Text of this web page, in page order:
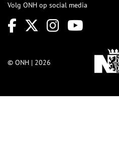
Volg ONH op social media
© ONH | 2026